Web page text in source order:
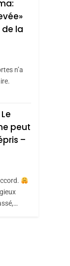
la
n’a
Le
peut
–